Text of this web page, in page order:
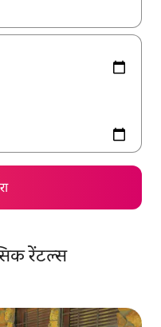
आणि खाली बाणांच्या किजसह
रेंटल्स